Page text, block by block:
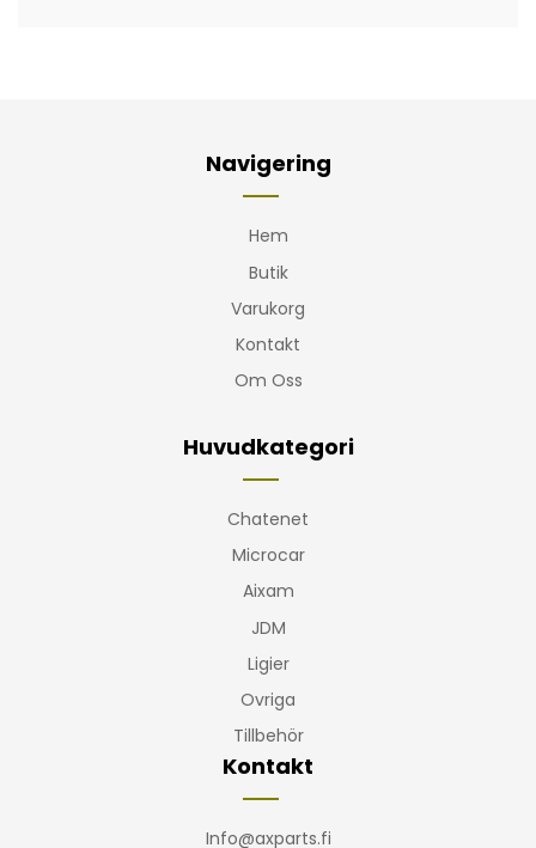
Navigering
Hem
Butik
Varukorg
Kontakt
Om Oss
Huvudkategori
Chatenet
Microcar
Aixam
JDM
Ligier
Ovriga
Tillbehör
Kontakt
Info@axparts.fi